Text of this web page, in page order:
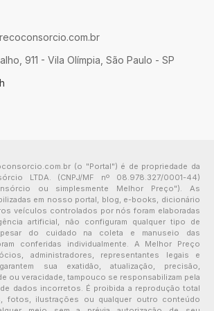
911 - Vila Olímpia, São Paulo - SP
(o "Portal") é de propriedade da
LTDA. (CNPJ/MF nº 08.978.327/0001-44)
ou simplesmente Melhor Preço"). As
em nosso portal, blog, e-books, dicionário
veículos controlados por nós foram elaboradas
artificial, não configuram qualquer tipo de
do cuidado na coleta e manuseio das
conferidas individualmente. A Melhor Preço
administradores, representantes legais e
sua exatidão, atualização, precisão,
ou veracidade, tampouco se responsabilizam pela
dados incorretos. É proibida a reprodução total
fotos, ilustrações ou qualquer outro conteúdo